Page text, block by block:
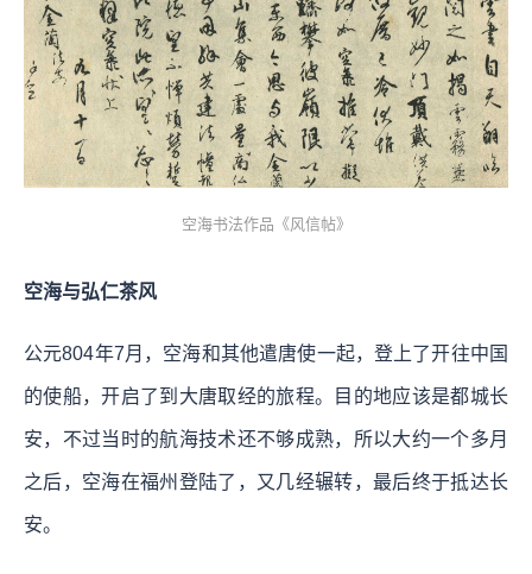
空海书法作品《风信帖》
空海与弘仁茶风
公元804年7月，空海和其他遣唐使一起，登上了开往中国
的使船，开启了到大唐取经的旅程。目的地应该是都城长
安，不过当时的航海技术还不够成熟，所以大约一个多月
之后，空海在福州登陆了，又几经辗转，最后终于抵达长
安。